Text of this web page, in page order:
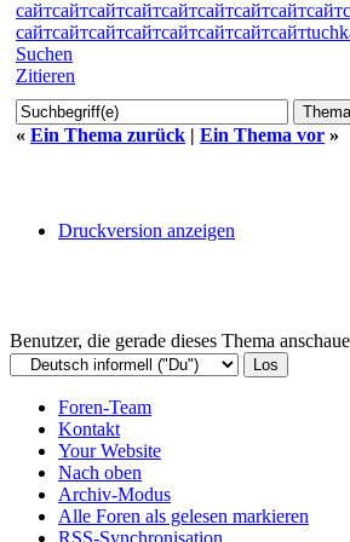
сайтсайтсайтсайтсайтсайтсайтсайтсайт
сайтсайтсайтсайтсайтсайтсайтсайт
Suchen
Zitieren
« Ein Thema zurück | Ein Thema vor »
Druckversion anzeigen
Benutzer, die gerade dieses Thema
Foren-Team
Kontakt
Your Website
Nach oben
Archiv-Modus
Alle Foren als gelesen markieren
RSS-Synchronisation